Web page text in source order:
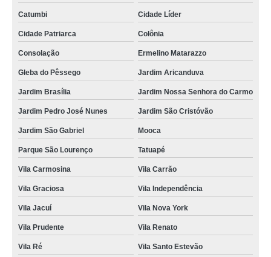
Catumbi Cidade Líder
Cidade Patriarca Colônia
Consolação Ermelino Matarazzo
Gleba do Pêssego Jardim Aricanduva
Jardim Brasília Jardim Nossa Senhora do Carmo
Jardim Pedro José Nunes Jardim São Cristóvão
Jardim São Gabriel Mooca
Parque São Lourenço Tatuapé
Vila Carmosina Vila Carrão
Vila Graciosa Vila Independência
Vila Jacuí Vila Nova York
Vila Prudente Vila Renato
Vila Ré
Vila Santo Estevão